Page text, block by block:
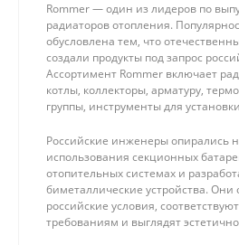
Rommer — один из лидеров по
радиаторов отопления.
обусловлена тем, что
создали продукты под запрос
Ассортимент Rommer включает
котлы, коллекторы, арматуру,
группы, инструменты для
Российские инженеры опирались
использования секционных
отопительных системах и
биметаллические устройства.
российские условия,
требованиям и выглядят